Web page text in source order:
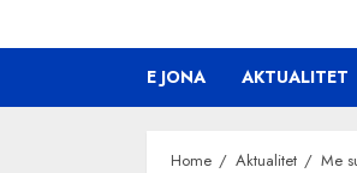
E JONA AKTUALITET
Home Aktualitet Me